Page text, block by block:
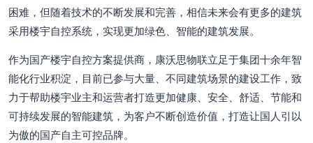
困难，但随着技术的不断发展和完善，相信未来会有更多的建筑
采用楼宇自控系统，实现更加绿色、智能的建筑发展。
作为国产楼宇自控方案提供商，康沃思物联立足于集团十余年智
能化行业积淀，目前已参与大量、不同建筑场景的建设工作，致
力于帮助楼宇业主和运营者打造更加健康、安全、舒适、节能和
可持续发展的智能建筑，为客户不断创造价值，打造让国人引以
为傲的国产自主可控品牌。